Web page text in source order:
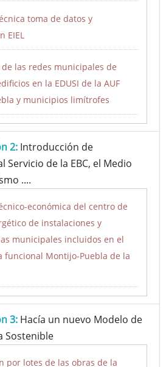
toma de datos y
EIEL
las redes municipales de
en la EDUSI de la AUF
y municipios limítrofes
2: Introducción de
Servicio de la EBC, el Medio
....
económica del centro de
de instalaciones y
municipales incluidos en el
funcional Montijo-Puebla de la
3: Hacía un nuevo Modelo de
Sostenible
por lotes de las obras de la